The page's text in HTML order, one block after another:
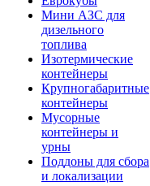
Мини АЗС для
дизельного
топлива
Изотермические
контейнеры
Крупногабаритные
контейнеры
Мусорные
контейнеры и
урны
Поддоны для сбора
и локализации